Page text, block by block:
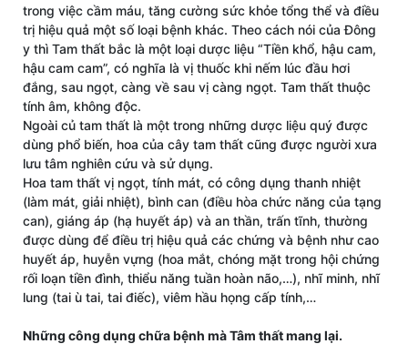
trong việc cầm máu, tăng cường sức khỏe tổng thể và điều
trị hiệu quả một số loại bệnh khác. Theo cách nói của Đông
y thì Tam thất bắc là một loại dược liệu “Tiền khổ, hậu cam,
hậu cam cam”, có nghĩa là vị thuốc khi nếm lúc đầu hơi
đắng, sau ngọt, càng về sau vị càng ngọt. Tam thất thuộc
tính âm, không độc.
Ngoài củ tam thất là một trong những dược liệu quý được
dùng phổ biến, hoa của cây tam thất cũng được người xưa
lưu tâm nghiên cứu và sử dụng.
Hoa tam thất vị ngọt, tính mát, có công dụng thanh nhiệt
(làm mát, giải nhiệt), bình can (điều hòa chức năng của tạng
can), giáng áp (hạ huyết áp) và an thần, trấn tĩnh, thường
được dùng để điều trị hiệu quả các chứng và bệnh như cao
huyết áp, huyễn vựng (hoa mắt, chóng mặt trong hội chứng
rối loạn tiền đình, thiểu năng tuần hoàn não,…), nhĩ minh, nhĩ
lung (tai ù tai, tai điếc), viêm hầu họng cấp tính,…
Những công dụng chữa bệnh mà Tâm thất mang lại.